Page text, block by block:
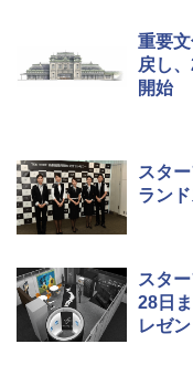
重要
戻し
開始
スタ
ラン
スタ
28日
レゼ